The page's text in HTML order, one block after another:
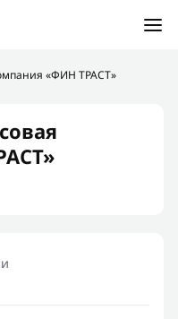
«ФИН ТРАСТ»
время и сообщим
запрос